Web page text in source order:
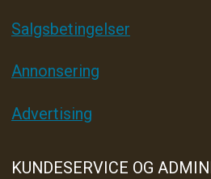
Salgsbetingelser
Annonsering
Advertising
KUNDESERVICE OG